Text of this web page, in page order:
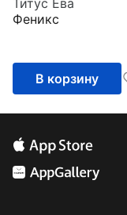
Кошачья пещера
Феникс
В корзину